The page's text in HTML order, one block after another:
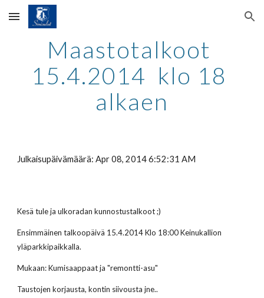
Skip to main content Skip to navigation
Maastotalkoot
15.4.2014  klo 18
alkaen
Julkaisupäivämäärä: Apr 08, 2014 6:52:31 AM
Kesä tule ja ulkoradan kunnostustalkoot ;)
Ensimmäinen talkoopäivä 15.4.2014 Klo 18:00 Keinukallion
yläparkkipaikkalla.
Mukaan: Kumisaappaat ja "remontti-asu"
Taustojen korjausta, kontin siivousta jne..